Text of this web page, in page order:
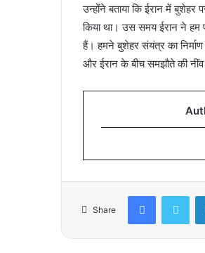
उन्होंने बताया कि ईरान में बुशेहर
किया था। उस समय ईरान ने हम
हैं। हमने बुशेहर संयंत्र का निर्माण
और ईरान के बीच समझौते की
Share